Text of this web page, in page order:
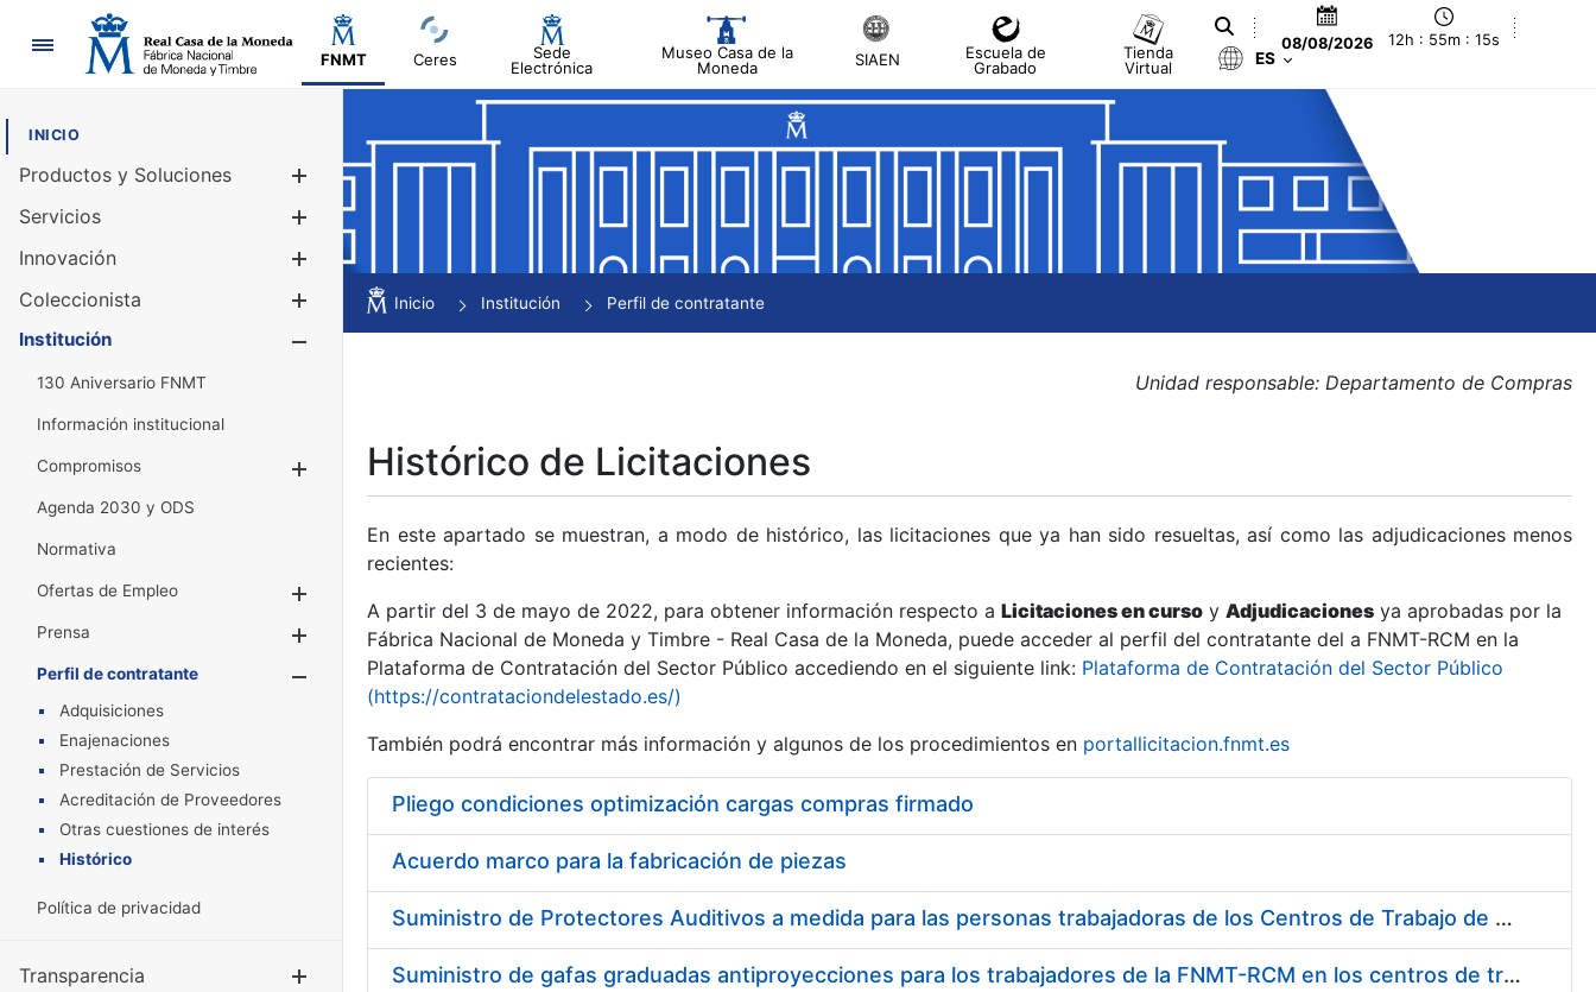
Navegación
FNMT Ceres
Sede
Electrónica
Museo Casa de la
Moneda
SIAEN
Escuela de
Grabado
Tienda
Virtual
08/08/2026 12h : 55m : 15s
ES
INICIO
Productos y Soluciones
Mostrar/Ocultar
Servicios
Innovación
Coleccionista
Mostrar/Ocultar
Institución
130 Aniversario FNMT
Información institucional
Compromisos
Mostrar/Ocultar
Agenda 2030 y ODS
Normativa
Ofertas de Empleo
Prensa
Mostrar/Ocultar
Perfil de contratante
Mostrar/Ocultar
Adquisiciones
Enajenaciones
Prestación de Servicios
Acreditación de Proveedores
Otras cuestiones de interés
Histórico
Política de privacidad
Transparencia Mostrar/Ocultar
Inicio Institución Perfil de contratante
Unidad responsable: Departamento de Compras
Histórico de Licitaciones
En este apartado se muestran, a modo de histórico, las licitaciones que ya han sido resueltas, así como las adjudicaciones menos
recientes:
A partir del 3 de mayo de 2022, para obtener información respecto a Licitaciones en curso y Adjudicaciones ya aprobadas por la
Fábrica Nacional de Moneda y Timbre - Real Casa de la Moneda, puede acceder al perfil del contratante del a FNMT-RCM en la
Plataforma de Contratación del Sector Público accediendo en el siguiente link: Plataforma de Contratación del Sector Público
(https://contrataciondelestado.es/)
También podrá encontrar más información y algunos de los procedimientos en portallicitacion.fnmt.es
Pliego condiciones optimización cargas compras firmado
Acuerdo marco para la fabricación de piezas
Suministro de Protectores Auditivos a medida para las personas trabajadoras de los Centros de Trabajo de Madrid y Burgos
Suministro de gafas graduadas antiproyecciones para los trabajadores de la FNMT-RCM en los centros de trabajo de Madrid y Burgos